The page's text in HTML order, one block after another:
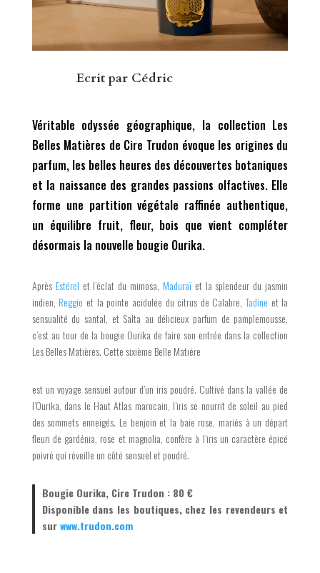
Ecrit par Cédric
Véritable odyssée géographique, la collection Les
Belles Matières de Cire Trudon évoque les origines du
parfum, les belles heures des découvertes botaniques
et la naissance des grandes passions olfactives. Elle
forme une partition végétale raffinée authentique,
un équilibre fruit, fleur, bois que vient compléter
désormais la nouvelle bougie Ourika.
Après Estérel et l’éclat du mimosa, Maduraïet la splendeur du jasmin
indien, Reggio et la pointe acidulée du citrus de Calabre,Tadine et la
sensualité du santal, et Salta au délicieux parfum de pamplemousse,
c’est au tour de la bougie Ourika de faire son entrée dans la collection
Les Belles Matières. Cette sixième Belle Matière
est un voyage sensuel autour d’un iris poudré. Cultivé dans la vallée de
l’Ourika, dans le Haut Atlas marocain, l’iris se nourrit de soleil au pied
des sommets enneigés. Le benjoin et la baie rose, mariés à un départ
fleuri de gardénia, rose et magnolia, confère à l’iris un caractère épicé
poivré qui réveille un côté sensuel et poudré.
Bougie Ourika, Cire Trudon : 80 €
Disponible dans les boutiques, chez les revendeurs et
surwww.trudon.com